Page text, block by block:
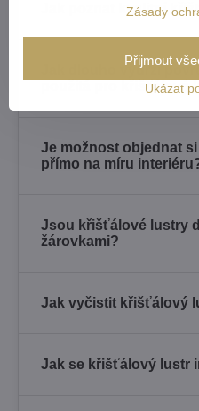
Jak poznat kvalitní
Jak dlouho vydrží
použitá pro křišťálové
Je možnost objednat
přímo na míru
Jsou křišťálové lustry
žárovkami?
Jak vyčistit křišťálový
Jak se křišťálový lustr
Zásady
Ukázat
Přijmout